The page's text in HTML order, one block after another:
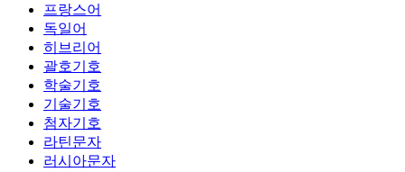
프랑스어
독일어
히브리어
괄호기호
학술기호
기술기호
첨자기호
라틴문자
러시아문자